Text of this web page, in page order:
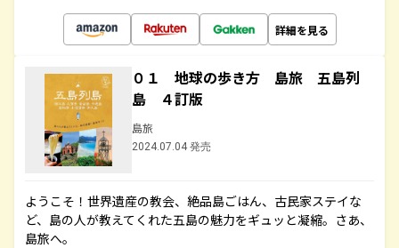
詳細を見る
０１ 地球の歩き方 島旅 五島列
島 ４訂版
島旅
2024.07.04 発売
ようこそ！世界遺産の教会、絶品島ごはん、古民家ステイな
ど、島の人が教えてくれた五島の魅力をギュッと凝縮。さあ、
島旅へ。